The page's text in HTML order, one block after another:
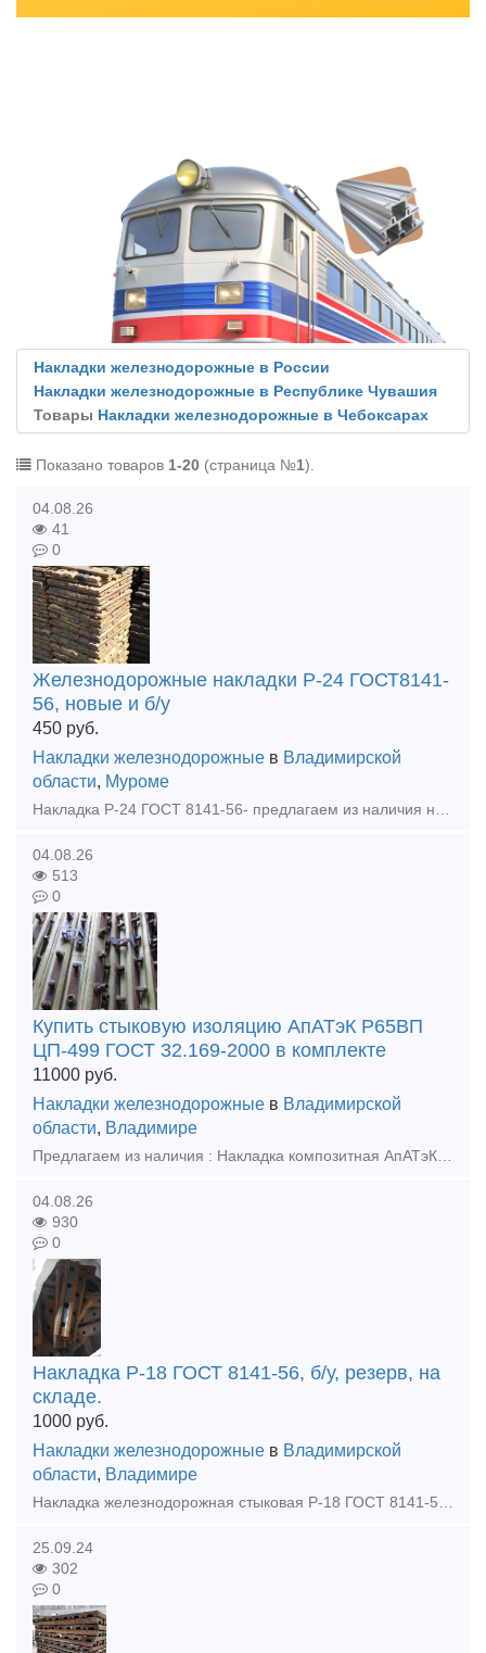
Накладки железнодорожные в России
Накладки железнодорожные в Республике Чувашия
Товары Накладки железнодорожные в Чебоксарах
Показано товаров 1-20 (страница №1).
04.08.26
41
0
Железнодорожные накладки Р-24 ГОСТ8141-
56, новые и б/у
450 руб.
Накладки железнодорожные в Владимирской
области, Муроме
Накладка Р-24 ГОСТ 8141-56- предлагаем из наличия на нашем складе, новая, бу, гарантия качества, оперативная отгрузка. Оплата: наличными, безналичным расчетом, банковской картой. Скидки от выбора о
04.08.26
513
0
Купить стыковую изоляцию АпАТэК Р65ВП
ЦП-499 ГОСТ 32.169-2000 в комплекте
11000 руб.
Накладки железнодорожные в Владимирской
области, Владимире
Предлагаем из наличия : Накладка композитная АпАТэК Р65ВП ЦП-499-2шт, Прокладка стыковая ПСН-65 ЦП-507-1шт., Прокладка стыковая ПСН-65 ЦП-507-1шт., Планка стопорная СИ-Р65ВП-8-2 ЦП-504-2шт., Планка ст
04.08.26
930
0
Накладка Р-18 ГОСТ 8141-56, б/у, резерв, на
складе.
1000 руб.
Накладки железнодорожные в Владимирской
области, Владимире
Накладка железнодорожная стыковая Р-18 ГОСТ 8141-56, для узкоколейных рельсов Р-18 б/у, восстановленная. Отгрузка: транспортной компанией или самовывоз Оплата: безналичный расчет, наличные, по факту
25.09.24
302
0